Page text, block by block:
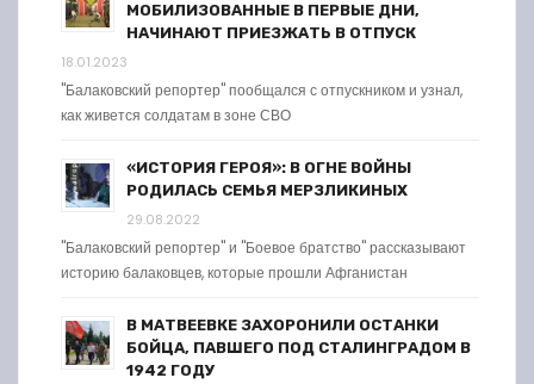
МОБИЛИЗОВАННЫЕ В ПЕРВЫЕ ДНИ,
НАЧИНАЮТ ПРИЕЗЖАТЬ В ОТПУСК
18.01.2023
"Балаковский репортер" пообщался с отпускником и узнал,
как живется солдатам в зоне СВО
«ИСТОРИЯ ГЕРОЯ»: В ОГНЕ ВОЙНЫ
РОДИЛАСЬ СЕМЬЯ МЕРЗЛИКИНЫХ
29.08.2022
"Балаковский репортер" и "Боевое братство" рассказывают
историю балаковцев, которые прошли Афганистан
В МАТВЕЕВКЕ ЗАХОРОНИЛИ ОСТАНКИ
БОЙЦА, ПАВШЕГО ПОД СТАЛИНГРАДОМ В
1942 ГОДУ